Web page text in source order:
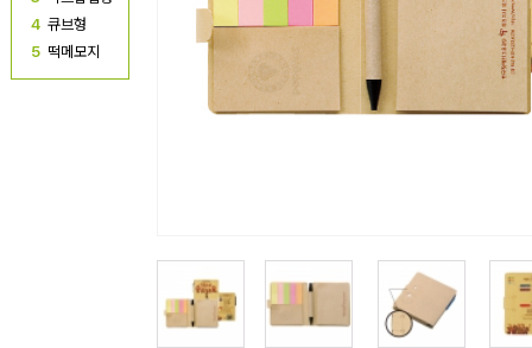
4 큐브형
5 떡메모지